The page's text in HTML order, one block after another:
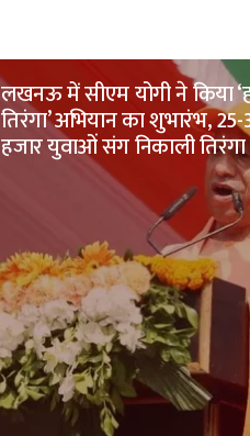
लखनऊ में सीएम योगी ने किया
तिरंगा’ अभियान का शुभारंभ,
हजार युवाओं संग निकाली तिरंगा